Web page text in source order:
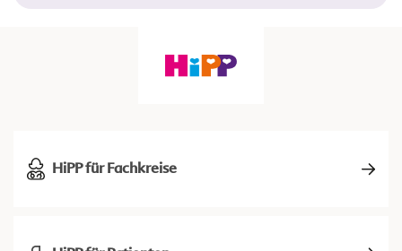
HiPP für Fachkreise